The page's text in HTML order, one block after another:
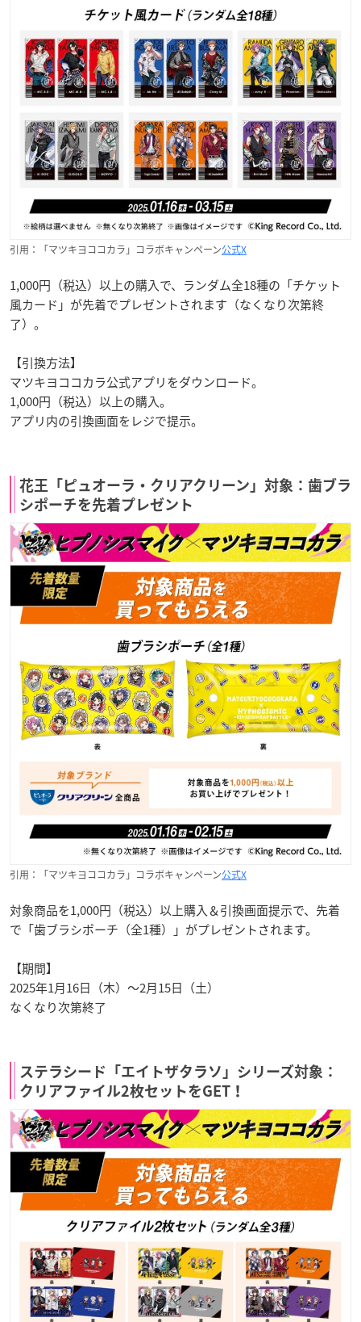
引用：「マツキヨココカラ」コラボキャンペーン公式X
1,000円（税込）以上の購入で、ランダム全18種の「チケット
風カード」が先着でプレゼントされます（なくなり次第終
了）。
【引換方法】
マツキヨココカラ公式アプリをダウンロード。
1,000円（税込）以上の購入。
アプリ内の引換画面をレジで提示。
花王「ピュオーラ・クリアクリーン」対象：歯ブラ
シポーチを先着プレゼント
引用：「マツキヨココカラ」コラボキャンペーン公式X
対象商品を1,000円（税込）以上購入＆引換画面提示で、先着
で「歯ブラシポーチ（全1種）」がプレゼントされます。
【期間】
2025年1月16日（木）～2月15日（土）
なくなり次第終了
ステラシード「エイトザタラソ」シリーズ対象：
クリアファイル2枚セットをGET！